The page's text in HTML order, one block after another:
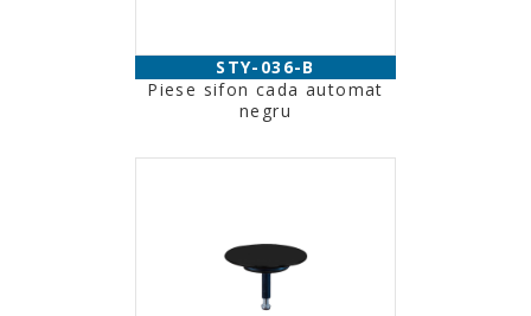
STY-036-B
Piese sifon cada automat
negru